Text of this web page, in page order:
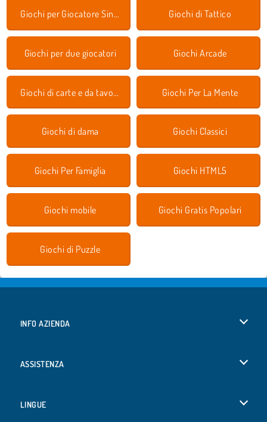
Giochi per Giocatore Singolo Giochi di Tattico
Giochi per due giocatori Giochi Arcade
Giochi di carte e da tavolo Giochi Per La Mente
Giochi di dama Giochi Classici
Giochi Per Famiglia Giochi HTML5
Giochi mobile Giochi Gratis Popolari
Giochi di Puzzle
INFO AZIENDA
ASSISTENZA
LINGUE